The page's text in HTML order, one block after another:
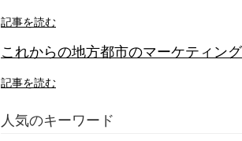
記事を読む
これからの地方都市のマーケティン
記事を読む
人気のキーワード